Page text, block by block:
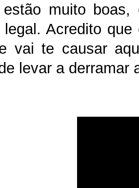
estão muito
legal. Acredito
vai te causar
levar a derramar